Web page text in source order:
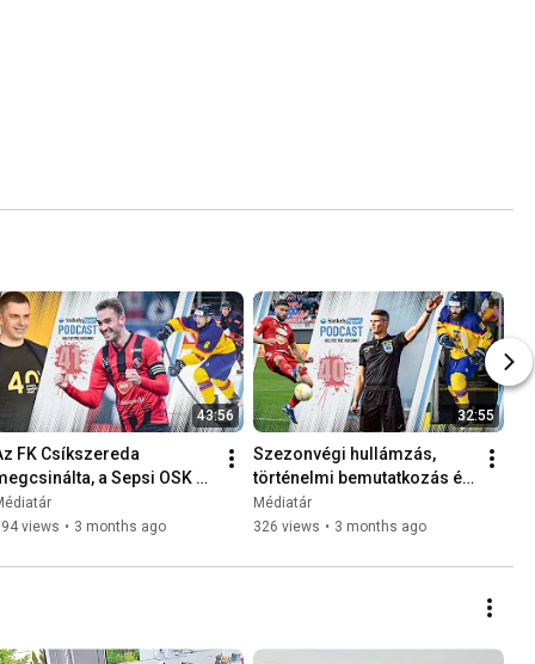
43:56
FK Csíkszereda
a Sepsi OSK
küzd érte | Helyzetbe
views • 3 months ago
32:55
Szezonvégi hullámzás,
történelmi bemutatkozás és
vébé előtti izgalmak |
Helyzetbe hozunk!
Médiatár
326 views • 3 months ago